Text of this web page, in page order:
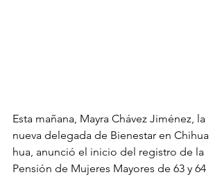
Esta mañana, Mayra Chávez Jiménez, la
nueva delegada de Bienestar en Chihua
hua, anunció el inicio del registro de la
Pensión de Mujeres Mayores de 63 y 64